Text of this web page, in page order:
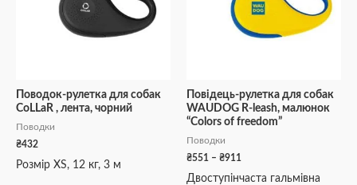
Поводок-рулетка для собак
CoLLaR , лента, чорний
Поводки
₴432
Розмір XS, 12 кг, 3 м
Повідець-рулетка для собак
WAUDOG R-leash, малюнок
“Colors of freedom”
Поводки
₴551 – ₴911
Двоступінчаста гальмівна
варіантів.
Параметри
на
сторінці